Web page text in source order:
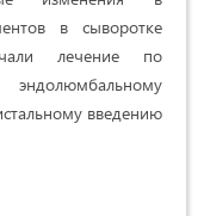
в сыворотке
лечение по
введению